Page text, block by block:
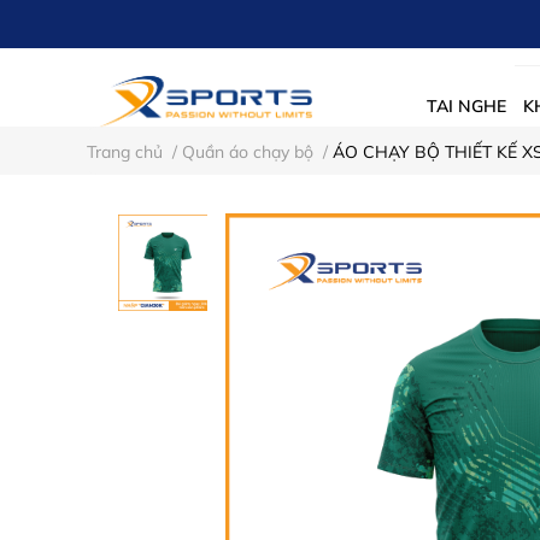
TAI NGHE
Trang chủ / Quần áo chạy bộ / ÁO CHẠY BỘ THIẾT KẾ